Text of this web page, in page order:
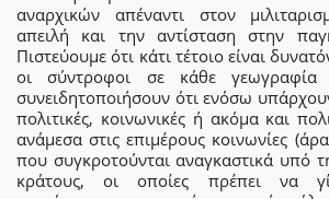
αναρχικών απέναντι στον
απειλή και την αντίσταση στην
Πιστεύουμε ότι κάτι τέτοιο είναι
οι σύντροφοι σε κάθε
συνειδητοποιήσουν ότι ενόσω
πολιτικές, κοινωνικές ή ακόμα και
ανάμεσα στις επιμέρους κοινωνίες
που συγκροτούνται αναγκαστικά υπό
κράτους, οι οποίες πρέπει να